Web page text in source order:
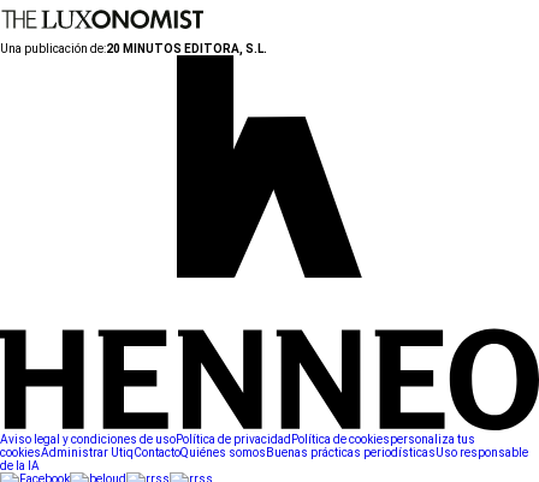
Una publicación de:20 MINUTOS EDITORA, S.L.
Aviso legal y condiciones de usoPolítica de privacidad Política de cookiespersonaliza tus
cookiesAdministrar UtiqContactoQuiénes somos Buenas prácticas periodísticasUso responsable
de la IA